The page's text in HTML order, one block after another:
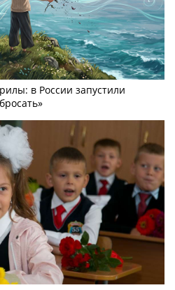
в России запустили